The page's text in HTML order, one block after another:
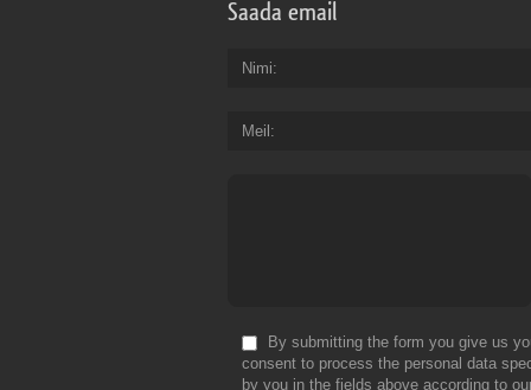
Saada email
Nimi
Meil
By submitting the form you give us
consent to process the personal data
by you in the fields above according to